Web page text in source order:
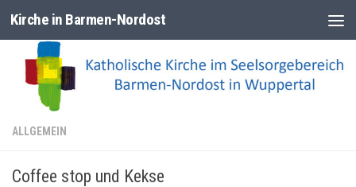
Zum Inhalt springen
Kirche in Barmen-Nordost
ALLGEMEIN
Coffee stop und Kekse